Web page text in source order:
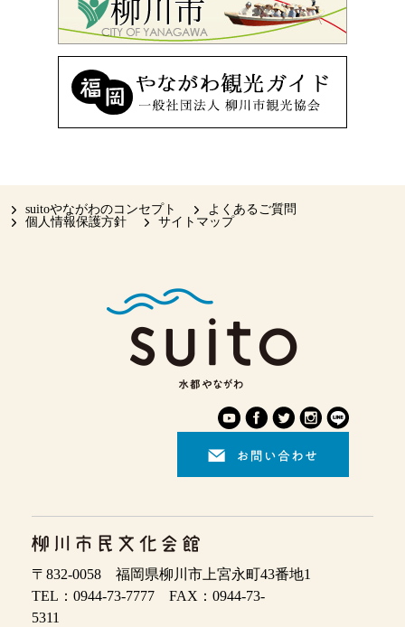
suitoやながわのコンセプト
よくあるご質問
個人情報保護方針
サイトマップ
〒832-0058 福岡県柳川市上宮永町43番地1
TEL：0944-73-7777 FAX：0944-73-
5311